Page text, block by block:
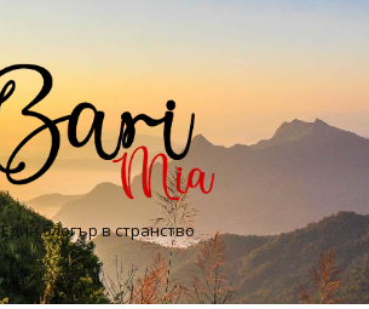
Един блогър в странство